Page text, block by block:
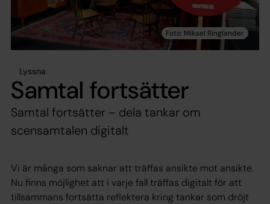
Lyssna
Samtal fortsätter
Samtal fortsätter – dela tankar om
scensamtalen digitalt
Vi är många som saknar att träffas ansikte mot ansikte.
Nu finns möjlighet att i varje fall träffas digitalt för att
tillsammans fortsätta reflektera kring tankar som dröjt